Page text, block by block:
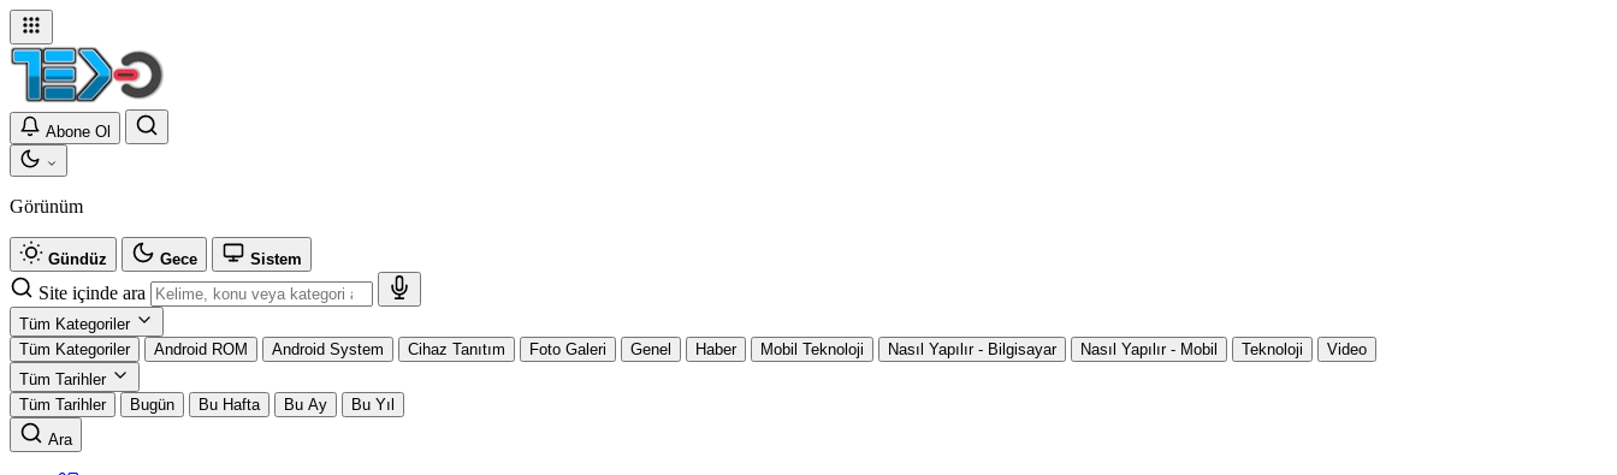
Abone Ol
Görünüm
Gündüz Gece Sistem
Site içinde ara
Tüm Kategoriler
Tüm Kategoriler
Android ROM Android System Cihaz Tanıtım Foto Galeri Genel Haber Mobil Teknoloji Nasıl Yapılır - Bilgisayar Nasıl Yapılır - Mobil Teknoloji
Video
Tüm Tarihler
Tüm Tarihler
Bugün Bu Hafta Bu Ay
Bu Yıl
Ara